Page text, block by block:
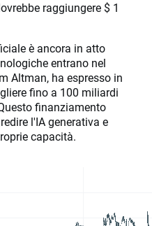
raggiungere $ 1
è ancora in atto
entrano nel
Altman, ha espresso in
fino a 100 miliardi
finanziamento
l'IA generativa e
capacità.